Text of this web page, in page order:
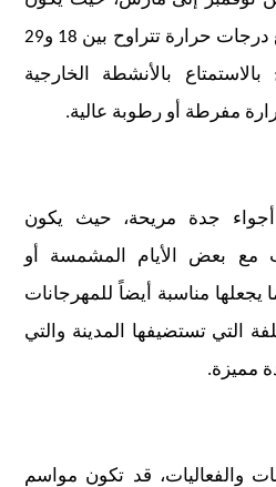
الطقس معتدلاً ولطيف مع درجات حرارة تتراوح بين 18 و29
بالأنشطة الخارجية
مفرطة أو رطوبة عالية.
جدة مريحة، حيث يكون
مع بعض الأيام المشمسة أو
يجعلها مناسبة أيضاً للمهرجانات
التي تستضيفها المدينة والتي
مميزة.
والفعاليات، قد تكون مواسم